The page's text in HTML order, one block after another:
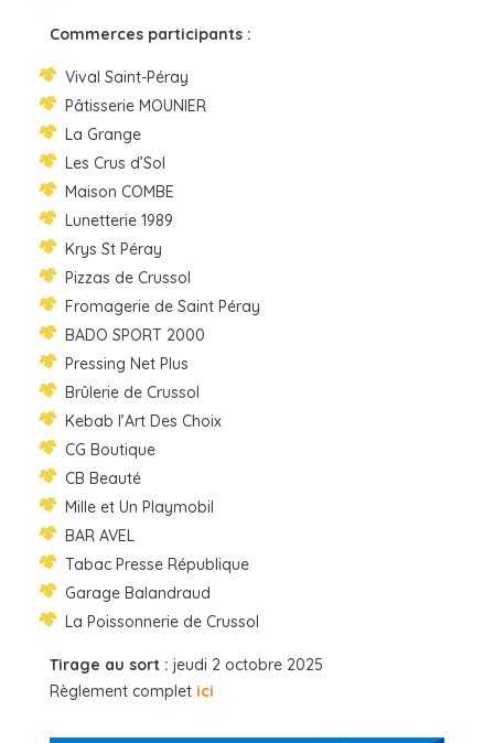
Commerces participants :
Vival Saint-Péray
Pâtisserie MOUNIER
La Grange
Les Crus d’Sol
Maison COMBE
Lunetterie 1989
Krys St Péray
Pizzas de Crussol
Fromagerie de Saint Péray
BADO SPORT 2000
Pressing Net Plus
Brûlerie de Crussol
Kebab l’Art Des Choix
CG Boutique
CB Beauté
Mille et Un Playmobil
BAR AVEL
Tabac Presse République
Garage Balandraud
La Poissonnerie de Crussol
Tirage au sort : jeudi 2 octobre 2025
Règlement complet ici